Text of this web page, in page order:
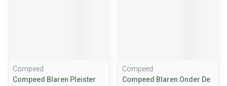
Compeed
Compeed Blaren Pleister
Compeed
Compeed Blaren Onder De